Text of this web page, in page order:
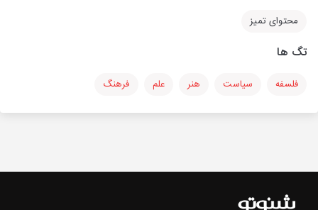
محتوای تمیز
تگ ها
فلسفه سیاست هنر علم فرهنگ